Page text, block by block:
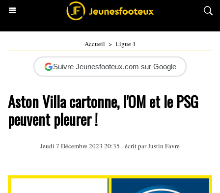
Accueil > Ligue 1
Suivre Jeunesfooteux.com sur Google
Aston Villa cartonne, l'OM et le PSG
peuvent pleurer !
Jeudi 7 Décembre 2023 20:35 - écrit parJustin Favre